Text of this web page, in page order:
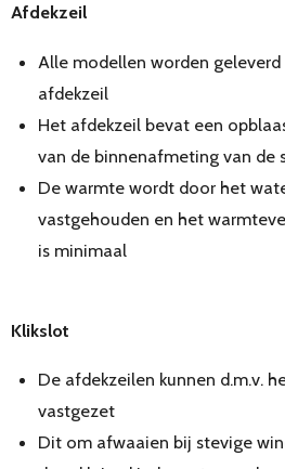
Afdekzeil
Alle modellen worden
afdekzeil
Het afdekzeil bevat een
van de binnenafmeting van de
De warmte wordt door het
vastgehouden en het
is minimaal
Klikslot
De afdekzeilen kunnen d.m.v.
vastgezet
Dit om afwaaien bij stevige